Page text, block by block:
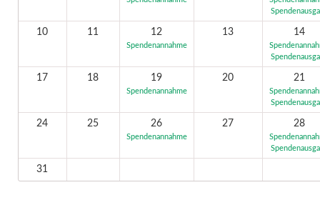
10 11 12
Spendenannahme
13 14
17 18 19
Spendenannahme
20 21
24 25 26
Spendenannahme
27 28
31